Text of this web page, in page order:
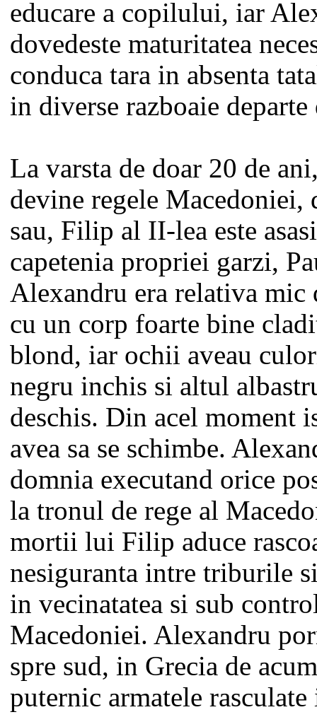
educare a copilului, iar
dovedeste maturitatea
conduca tara in absenta
in diverse razboaie departe
La varsta de doar 20 de
devine regele Macedoniei,
sau, Filip al II-lea este
capetenia propriei garzi,
Alexandru era relativa mic
cu un corp foarte bine
blond, iar ochii aveau
negru inchis si altul
deschis. Din acel moment
avea sa se schimbe.
domnia executand orice
la tronul de rege al
mortii lui Filip aduce
nesiguranta intre triburile
in vecinatatea si sub
Macedoniei. Alexandru
spre sud, in Grecia de
puternic armatele